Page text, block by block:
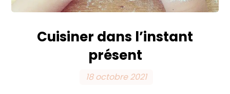
Cuisiner dans l’instant
présent
18 octobre 2021